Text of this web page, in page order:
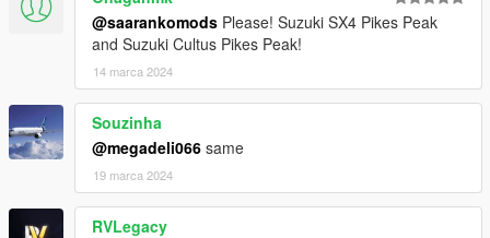
@saarankomods Please! Suzuki SX4 Pikes Peak
and Suzuki Cultus Pikes Peak!
14 marca 2024
Souzinha
@megadeli066 same
19 marca 2024
RVLegacy